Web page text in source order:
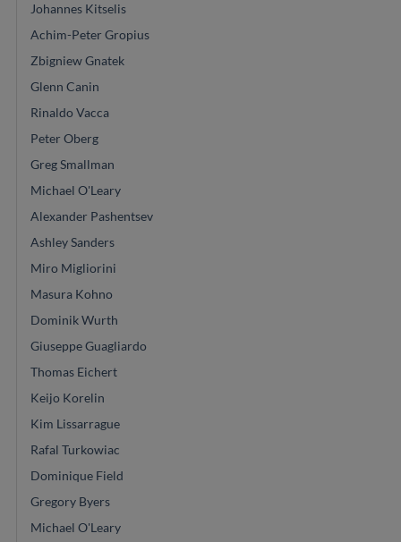
Johannes Kitselis
Achim-Peter Gropius
Zbigniew Gnatek
Glenn Canin
Rinaldo Vacca
Peter Oberg
Greg Smallman
Michael O'Leary
Alexander Pashentsev
Ashley Sanders
Miro Migliorini
Masura Kohno
Dominik Wurth
Giuseppe Guagliardo
Thomas Eichert
Keijo Korelin
Kim Lissarrague
Rafal Turkowiac
Dominique Field
Gregory Byers
Michael O'Leary